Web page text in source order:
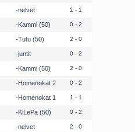
nelvet 1 - 1
Kammi (50) 0 - 2
Tutu (50) 2 - 0
juntit 0 - 2
Kammi (50) 2 - 0
Homenokat 2 0 - 2
Homenokat 1 1 - 1
KiLePa (50) 0 - 2
nelvet 2 - 0